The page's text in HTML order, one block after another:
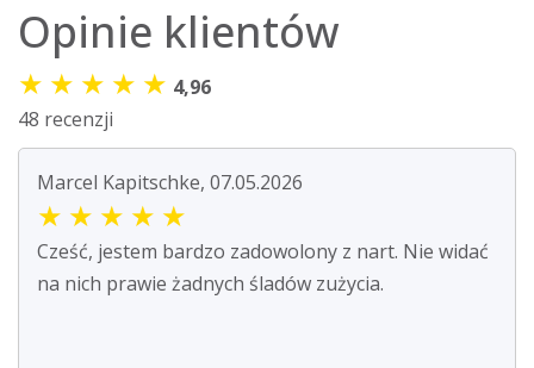
Opinie klientów
★ ★ ★ ★ ★ 4,96
48 recenzji
Marcel Kapitschke, 07.05.2026
★ ★ ★ ★ ★
Cześć, jestem bardzo zadowolony z nart. Nie widać
na nich prawie żadnych śladów zużycia.